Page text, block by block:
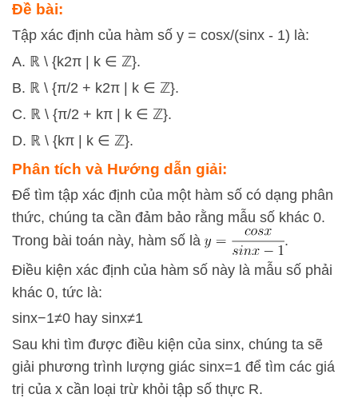
Đề bài:
Tập xác định của hàm số y = cosx/(sinx - 1) là:
A. ℝ \ {k2π | k ∈ ℤ}.
B. ℝ \ {π/2 + k2π | k ∈ ℤ}.
C. ℝ \ {π/2 + kπ | k ∈ ℤ}.
D. ℝ \ {kπ | k ∈ ℤ}.
Phân tích và Hướng dẫn giải:
Để tìm tập xác định của một hàm số có dạng phân
thức, chúng ta cần đảm bảo rằng mẫu số khác 0.
Trong bài toán này, hàm số là
.
Điều kiện xác định của hàm số này là mẫu số phải
khác 0, tức là:
sinx−1≠0 hay sinx≠1
Sau khi tìm được điều kiện của sinx, chúng ta sẽ
giải phương trình lượng giác sinx=1 để tìm các giá
trị của x cần loại trừ khỏi tập số thực R.